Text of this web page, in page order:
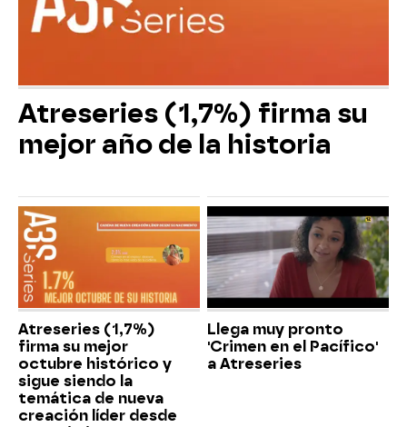
Atreseries (1,7%) firma su
mejor año de la historia
Atreseries (1,7%)
firma su mejor
octubre histórico y
sigue siendo la
temática de nueva
creación líder desde
Llega muy pronto
'Crimen en el Pacífico'
a Atreseries